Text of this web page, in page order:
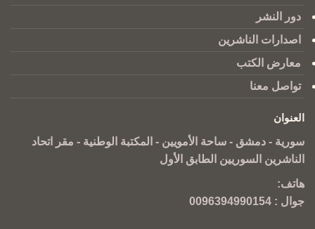
دور النشر
اصدارات الناشرين
معارض الكتب
تواصل معنا
العنوان
سورية - دمشق - ساحة الأمويين - المكتبة الوطنية - مقر اتحاد
الناشرين السوريين الطابق الأول
هاتف:
جوال : 0096394990154